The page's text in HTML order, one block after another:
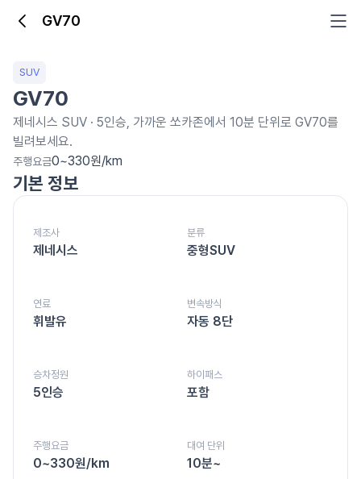
GV70
SUV
GV70
GV70
제네시스 SUV · 5인승, 가까운 쏘카존에서 10분 단위로 GV70를
빌려보세요.
주행요금0~330원/km
기본 정보
제조사
제네시스
분류
중형SUV
연료
휘발유
변속방식
자동 8단
승차정원
5인승
하이패스
포함
주행요금
0~330원/km
대여 단위
10분~